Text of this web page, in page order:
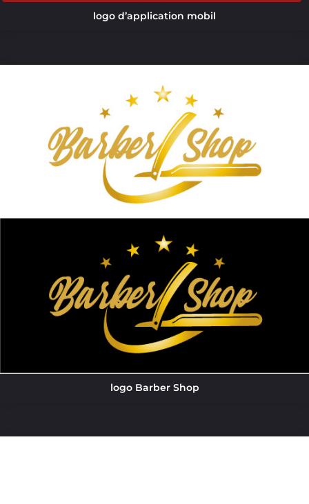
logo d’application mobil
logo Barber Shop